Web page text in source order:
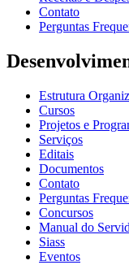
Contato
Perguntas
Estrutura
Cursos
Projetos e
Serviços
Editais
Documentos
Contato
Perguntas
Concursos
Manual do
Siass
Eventos